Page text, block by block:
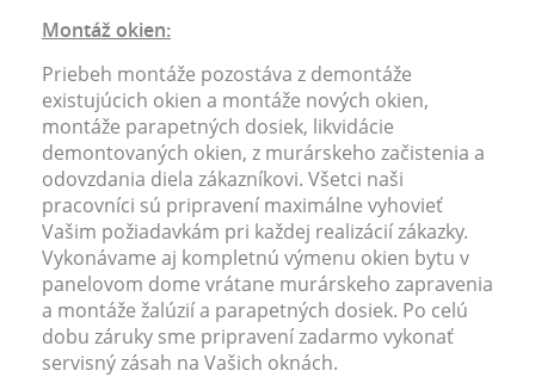
Montáž okien:
Priebeh montáže pozostáva z demontáže
existujúcich okien a montáže nových okien,
montáže parapetných dosiek, likvidácie
demontovaných okien, z murárskeho začistenia a
odovzdania diela zákazníkovi. Všetci naši
pracovníci sú pripravení maximálne vyhovieť
Vašim požiadavkám pri každej realizácií zákazky.
Vykonávame aj kompletnú výmenu okien bytu v
panelovom dome vrátane murárskeho zapravenia
a montáže žalúzií a parapetných dosiek. Po celú
dobu záruky sme pripravení zadarmo vykonať
servisný zásah na Vašich oknách.